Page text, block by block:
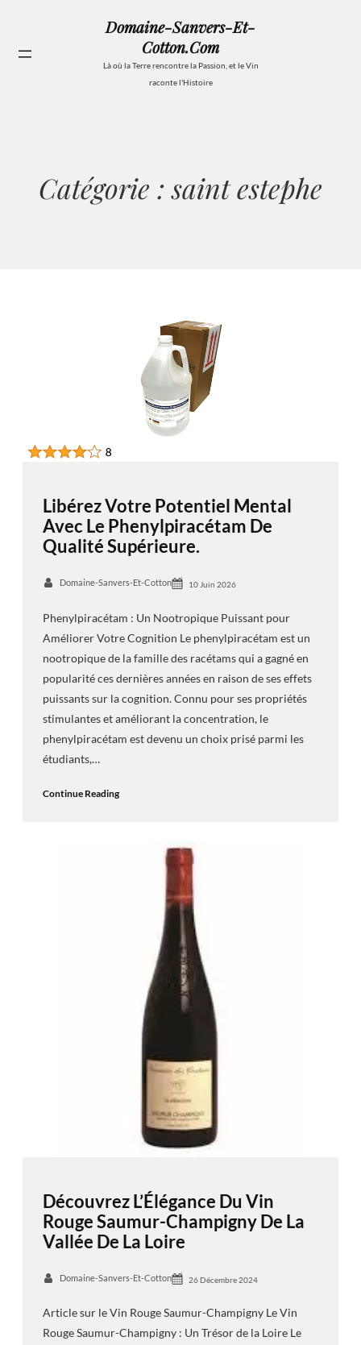
contenu
Domaine-Sanvers-Et-
Cotton.com
Là où la Terre rencontre la Passion, et le Vin
raconte l'Histoire
Catégorie :saint estephe
Libérez Votre Potentiel Mental
Avec Le Phenylpiracétam De
Qualité Supérieure.
Domaine-Sanvers-Et-Cotton 10 Juin 2026
Phenylpiracétam : Un Nootropique Puissant pour
Améliorer Votre Cognition Le phenylpiracétam est un
nootropique de la famille des racétams qui a gagné en
popularité ces dernières années en raison de ses effets
puissants sur la cognition. Connu pour ses propriétés
stimulantes et améliorant la concentration, le
phenylpiracétam est devenu un choix prisé parmi les
étudiants,…
Continue Reading
Découvrez L’Élégance Du Vin
Rouge Saumur-Champigny De La
Vallée De La Loire
Domaine-Sanvers-Et-Cotton 26 Décembre 2024
Article sur le Vin Rouge Saumur-Champigny Le Vin
Rouge Saumur-Champigny : Un Trésor de la Loire Le